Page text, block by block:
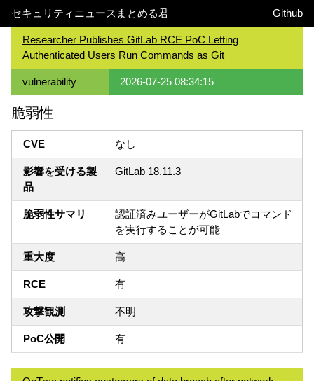
セキュリティニュースまとめる君 Github
Researcher Publishes GitLab RCE PoC Letting
Authenticated Users Run Commands as Git
vulnerability 2026-07-25 08:34:15
脆弱性
CVE なし
影響を受ける製
品
GitLab 18.11.3
脆弱性サマリ
認証済みユーザーがGitLabでコマンド
を実行することが可能
重大度 高
RCE 有
攻撃観測 不明
PoC公開 有